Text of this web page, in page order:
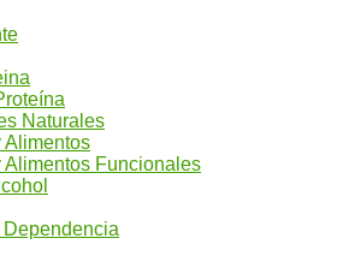
Naturales
Alimentos
Alimentos Funcionales